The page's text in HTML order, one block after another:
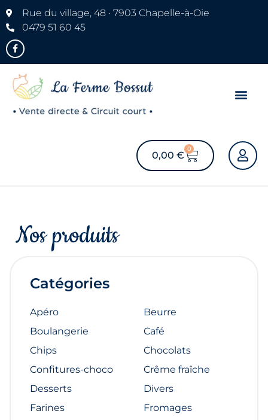
Rue du village, 48 · 7903 Chapelle-à-Oie
0479 51 60 45
0,00 €
0
Nos produits
Catégories
Apéro
Beurre
Boulangerie
Café
Chips
Chocolats
Confitures-choco
Crême fraîche
Desserts
Divers
Farines
Fromages